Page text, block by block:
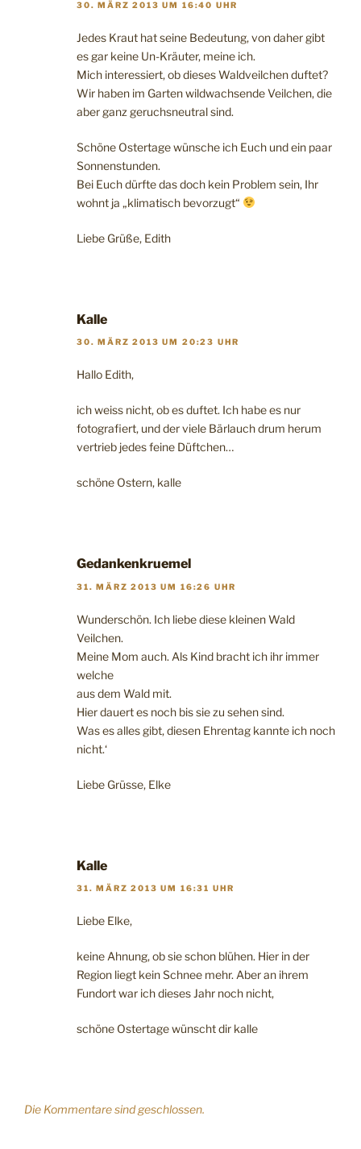
30. MÄRZ 2013 UM 16:40 UHR
Jedes Kraut hat seine Bedeutung, von daher gibt
es gar keine Un-Kräuter, meine ich.
Mich interessiert, ob dieses Waldveilchen duftet?
Wir haben im Garten wildwachsende Veilchen, die
aber ganz geruchsneutral sind.
Schöne Ostertage wünsche ich Euch und ein paar
Sonnenstunden.
Bei Euch dürfte das doch kein Problem sein, Ihr
wohnt ja „klimatisch bevorzugt“
Liebe Grüße, Edith
Kalle
30. MÄRZ 2013 UM 20:23 UHR
Hallo Edith,
ich weiss nicht, ob es duftet. Ich habe es nur
fotografiert, und der viele Bärlauch drum herum
vertrieb jedes feine Düftchen…
schöne Ostern, kalle
Gedankenkruemel
31. MÄRZ 2013 UM 16:26 UHR
Wunderschön. Ich liebe diese kleinen Wald
Veilchen.
Meine Mom auch. Als Kind bracht ich ihr immer
welche
aus dem Wald mit.
Hier dauert es noch bis sie zu sehen sind.
Was es alles gibt, diesen Ehrentag kannte ich noch
nicht.‘
Liebe Grüsse, Elke
Kalle
31. MÄRZ 2013 UM 16:31 UHR
Liebe Elke,
keine Ahnung, ob sie schon blühen. Hier in der
Region liegt kein Schnee mehr. Aber an ihrem
Fundort war ich dieses Jahr noch nicht,
schöne Ostertage wünscht dir kalle
Die Kommentare sind geschlossen.